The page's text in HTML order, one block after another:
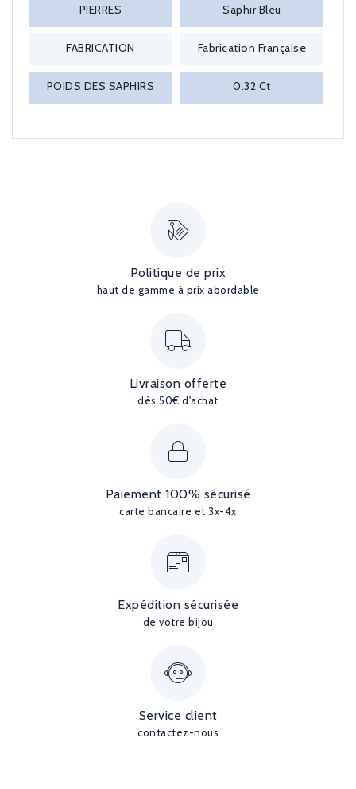
PIERRES Saphir Bleu
FABRICATION Fabrication Française
POIDS DES SAPHIRS 0.32 Ct
Politique de prix
haut de gamme à prix abordable
Livraison offerte
dès 50€ d'achat
Paiement 100% sécurisé
carte bancaire et 3x-4x
Expédition sécurisée
de votre bijou
Service client
contactez-nous